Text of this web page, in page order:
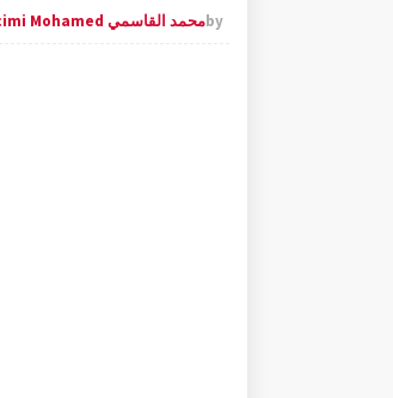
byمحمد القاسمي Al kacimi Mohamed